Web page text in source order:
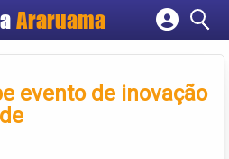
Araruama
Cadastrar empresa
Criar conta
evento de inovação